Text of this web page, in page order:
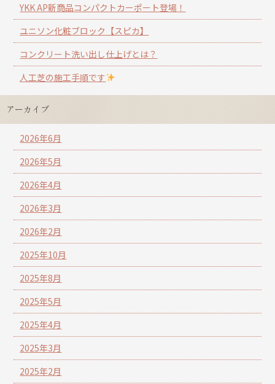
YKK AP新商品コンパクトカーポート登場！
ユニソン化粧ブロック【スピカ】
コンクリート洗い出し仕上げとは？
人工芝の施工手順です
アーカイブ
2026年6月
2026年5月
2026年4月
2026年3月
2026年2月
2025年10月
2025年8月
2025年5月
2025年4月
2025年3月
2025年2月